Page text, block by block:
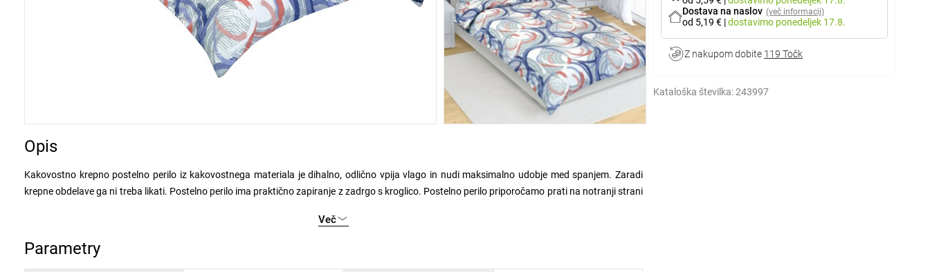
Dostava na naslov (več informacij)
od 5,19 € |dostavimo ponedeljek 17.8.
Z nakupom dobite 119 Točk
Kataloška številka:243997
Opis
Kakovostno krepno postelno perilo iz kakovostnega materiala je dihalno, odlično vpija vlago in nudi maksimalno udobje med spanjem. Zaradi
krepne obdelave ga ni treba likati. Postelno perilo ima praktično zapiranje z zadrgo s kroglico. Postelno perilo priporočamo prati na notranji strani
1 x prevleka za vzglavnik 70 x 90 cm
1 x prevleka za odejo 140 x 220 cm
Več
Parametry